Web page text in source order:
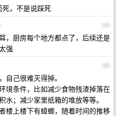
，不是说踩死
44
，厨房每个地方都点了，后续还是
强
45
自己很难灭得掉。
境条件，比如减少食物残渣掉落在
水；减少家里纸箱的堆放等等。
楼上楼下有蟑螂，随着时间的推移